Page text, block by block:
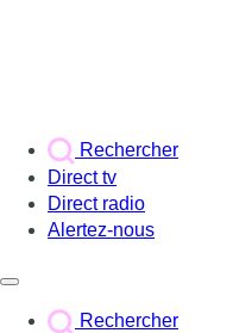
Rechercher
Direct tv
Direct radio
Alertez-nous
Rechercher